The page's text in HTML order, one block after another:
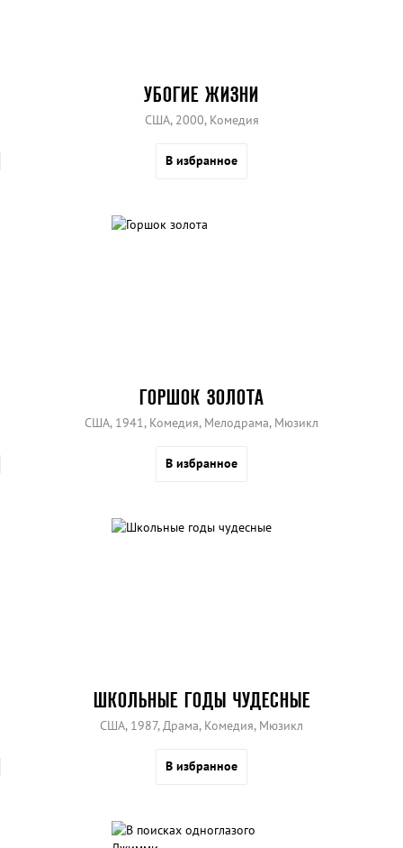
УБОГИЕ ЖИЗНИ
США, 2000, Комедия
В избранное
ГОРШОК ЗОЛОТА
США, 1941, Комедия, Мелодрама, Мюзикл
В избранное
ШКОЛЬНЫЕ ГОДЫ ЧУДЕСНЫЕ
США, 1987, Драма, Комедия, Мюзикл
В избранное